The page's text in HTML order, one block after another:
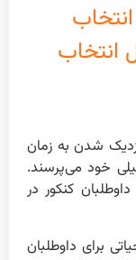
کامل انتخاب
شدن به زمان
خود می‌پرسند.
کنکور در
برای داوطلبان